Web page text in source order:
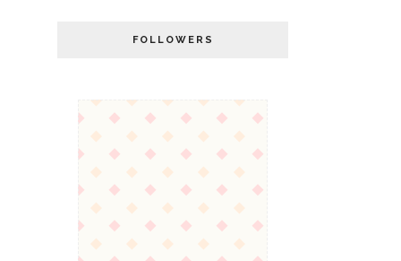
FOLLOWERS